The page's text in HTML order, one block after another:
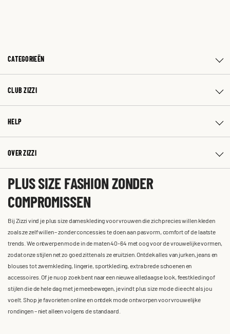
CATEGORIEËN
CLUB ZIZZI
HELP
OVER ZIZZI
PLUS SIZE FASHION ZONDER
COMPROMISSEN
Bij Zizzi vind je plus size dameskleding voor vrouwen die zich precies willen kleden
zoals ze zelf willen – zonder concessies te doen aan pasvorm, comfort of de laatste
trends. We ontwerpen mode in de maten 40-64 met oog voor de vrouwelijke vormen,
zodat onze stijlen net zo goed zitten als ze eruitzien. Ontdek alles van jurken, jeans en
blouses tot zwemkleding, lingerie, sportkleding, extra brede schoenen en
accessoires. Of je nu op zoek bent naar een nieuwe alledaagse look, feestkleding of
stijlen die de hele dag met je meebewegen, je vindt plus size mode die echt als jou
voelt. Shop je favorieten online en ontdek mode ontworpen voor vrouwelijke
rondingen – niet alleen volgens de standaard.